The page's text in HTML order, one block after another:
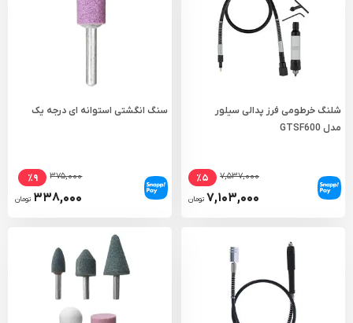
شلنگ خرطومی فرز پدالی سیلور
مدل GTSF600
۷,۵۳۷,۰۰۰ ٪۵
۷,۱۰۳,۰۰۰ تومان
سنگ انگشتی استوانه ای درجه یک
۳۷۵,۰۰۰ ٪۹
۳۳۸,۰۰۰ تومان